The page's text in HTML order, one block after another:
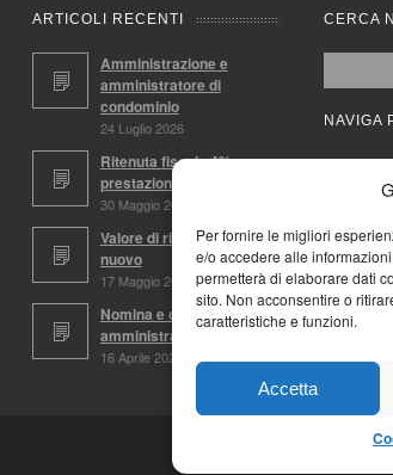
Per fornire le migliori
e/o accedere alle
permetterà di elaborare dati
sito. Non acconsentire o
caratteristiche e funzioni.
Accetta
ARTICOLI RECENTI
Amministrazione e
amministratore di
condominio
24 Luglio 2026
Ritenuta fiscale 4%,
prestazioni soggette
30 Maggio 2026
Valore di ricostruzione a
nuovo
17 Maggio 2026
Nomina e conferma
amministratore
16 Aprile 2026
CERCA
NAVIGA
Mappa
Mappa
Privacy
Forum
Iscriviti